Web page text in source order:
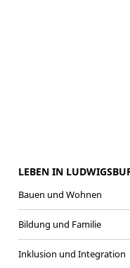
LEBEN IN
Bauen und Wohnen
Bildung und Familie
Inklusion und Integration